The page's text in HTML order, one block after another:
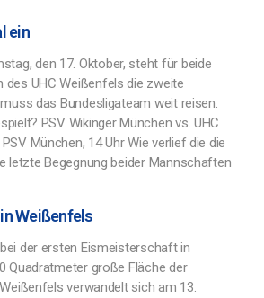
ein
den 17. Oktober, steht für beide
UHC Weißenfels die zweite
das Bundesligateam weit reisen.
PSV Wikinger München vs. UHC
München, 14 Uhr Wie verlief die die
letzte Begegnung beider Mannschaften
Weißenfels
der ersten Eismeisterschaft in
Quadratmeter große Fläche der
verwandelt sich am 13.